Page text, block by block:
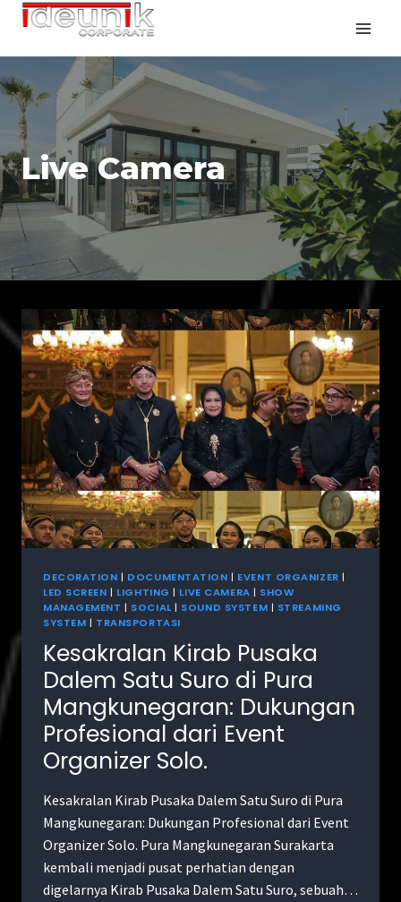
Live Camera
DECORATION | DOCUMENTATION | EVENT ORGANIZER |
LED SCREEN | LIGHTING | LIVE CAMERA | SHOW
MANAGEMENT | SOCIAL| SOUND SYSTEM | STREAMING
SYSTEM | TRANSPORTASI
Kesakralan Kirab Pusaka
Dalem Satu Suro di Pura
Mangkunegaran: Dukungan
Profesional dari Event
Organizer Solo.
Kesakralan Kirab Pusaka Dalem Satu Suro di Pura
Mangkunegaran: Dukungan Profesional dari Event
Organizer Solo. Pura Mangkunegaran Surakarta
kembali menjadi pusat perhatian dengan
digelarnya Kirab Pusaka Dalem Satu Suro, sebuah…